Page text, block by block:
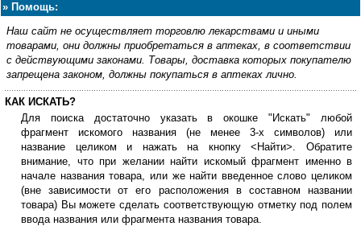
» Помощь:
Наш сайт не осуществляет торговлю лекарствами и иными
товарами, они должны приобретаться в аптеках, в соответствии
с действующими законами. Товары, доставка которых покупателю
запрещена законом, должны покупаться в аптеках лично.
КАК ИСКАТЬ?
Для поиска достаточно указать в окошке "Искать" любой
фрагмент искомого названия (не менее 3-х символов) или
название целиком и нажать на кнопку <Найти>. Обратите
внимание, что при желании найти искомый фрагмент именно в
начале названия товара, или же найти введенное слово целиком
(вне зависимости от его расположения в составном названии
товара) Вы можете сделать соответствующую отметку под полем
ввода названия или фрагмента названия товара.